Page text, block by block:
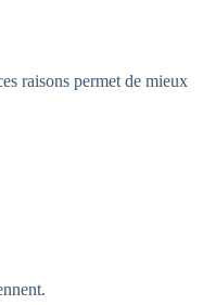
raisons permet de mieux